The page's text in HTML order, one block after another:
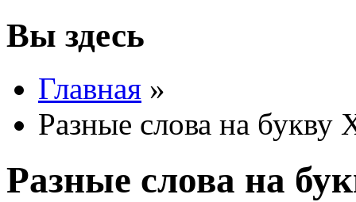
Вы здесь
Главная »
Разные слова на букву
Разные слова на